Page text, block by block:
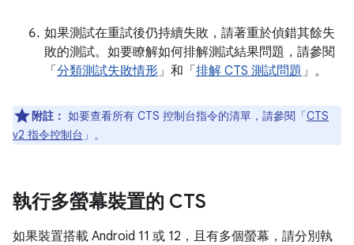
如果測試在重試後仍持續失敗，請著重於偵錯其餘失
敗的測試。如要瞭解如何排解測試結果問題，請參閱
「 分類測試失敗情形」和「 排解 CTS 測試問題」。
附註： 如要查看所有 CTS 控制台指令的清單，請參閱「CTS
v2 指令控制台 」。
執行多螢幕裝置的 CTS
如果裝置搭載 Android 11 或 12，且有多個螢幕，請分別執